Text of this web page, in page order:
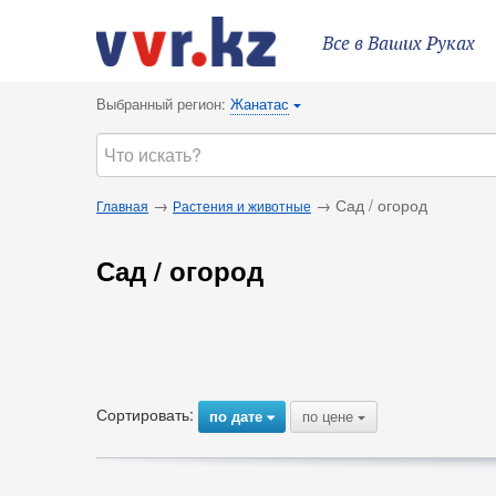
Все в Ваших Руках
Выбранный регион: Жанатас {
Главная → Растения и животные → Сад / огород
Сад / огород
Сортировать: по дате{ по цене {